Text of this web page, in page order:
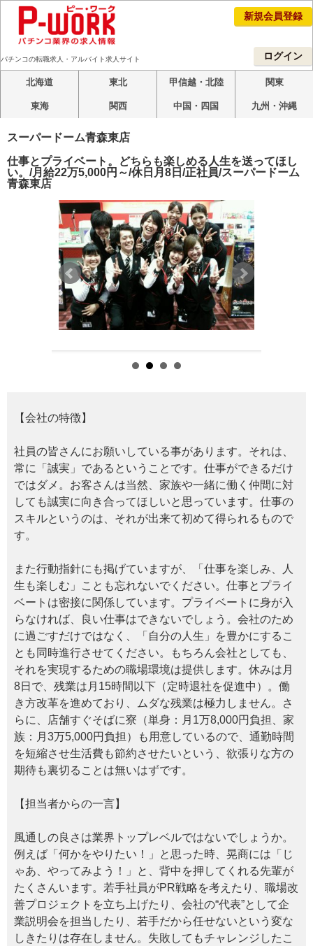
新規会員登録
ログイン
パチンコの転職求人・アルバイト求人サイト
北海道 東北 甲信越・北陸 関東
東海 関西 中国・四国 九州・沖縄
スーパードーム青森東店
仕事とプライベート。どちらも楽しめる人生を送ってほし
い。/月給22万5,000円～/休日月8日/正社員/スーパードーム
青森東店
【会社の特徴】
社員の皆さんにお願いしている事があります。それは、
常に「誠実」であるということです。仕事ができるだけ
ではダメ。お客さんは当然、家族や一緒に働く仲間に対
しても誠実に向き合ってほしいと思っています。仕事の
スキルというのは、それが出来て初めて得られるもので
す。
また行動指針にも掲げていますが、「仕事を楽しみ、人
生も楽しむ」ことも忘れないでください。仕事とプライ
ベートは密接に関係しています。プライベートに身が入
らなければ、良い仕事はできないでしょう。会社のため
に過ごすだけではなく、「自分の人生」を豊かにするこ
とも同時進行させてください。もちろん会社としても、
それを実現するための職場環境は提供します。休みは月
8日で、残業は月15時間以下（定時退社を促進中）。働
き方改革を進めており、ムダな残業は極力しません。さ
らに、店舗すぐそばに寮（単身：月1万8,000円負担、家
族：月3万5,000円負担）も用意しているので、通勤時間
を短縮させ生活費も節約させたいという、欲張りな方の
期待も裏切ることは無いはずです。
【担当者からの一言】
風通しの良さは業界トップレベルではないでしょうか。
例えば「何かをやりたい！」と思った時、晃商には「じ
ゃあ、やってみよう！」と、背中を押してくれる先輩が
たくさんいます。若手社員がPR戦略を考えたり、職場改
善プロジェクトを立ち上げたり、会社の“代表”として企
業説明会を担当したり、若手だから任せないという変な
しきたりは存在しません。失敗してもチャレンジしたこ